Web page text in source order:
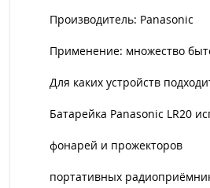
Производитель: Panasonic
Применение: множество
Для каких устройств
Батарейка Panasonic LR20
фонарей и прожекторов
портативных